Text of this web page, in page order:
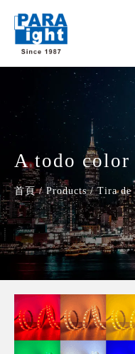
A todo color
首頁 / Products / Tira de